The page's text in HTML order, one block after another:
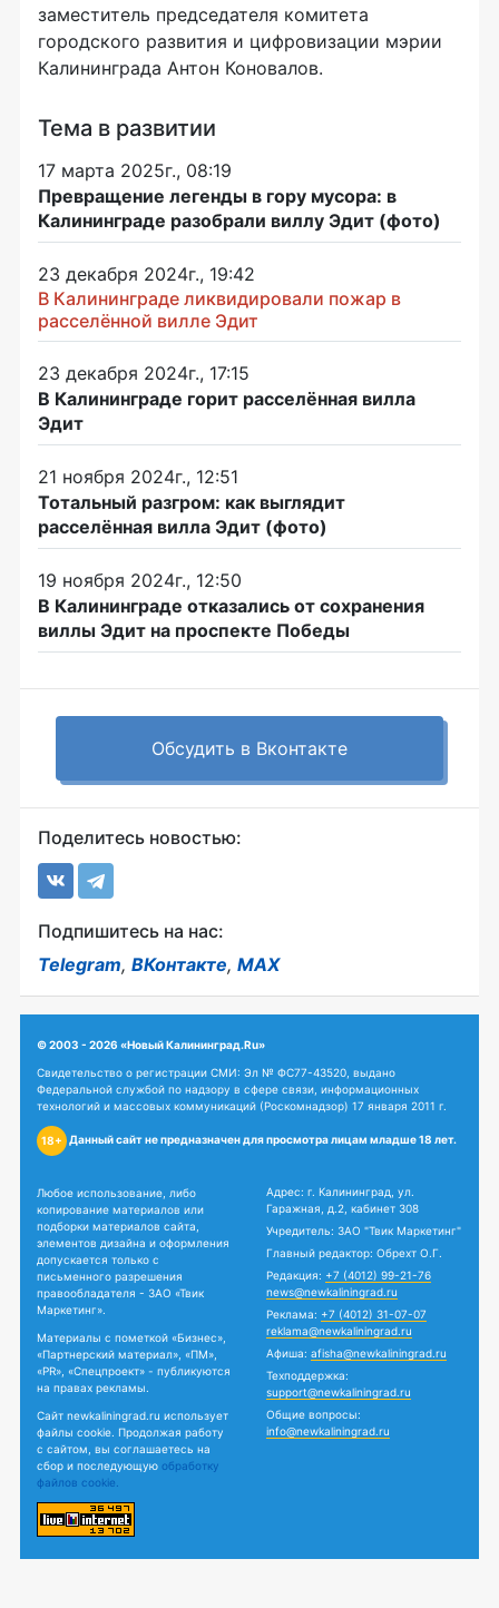
заместитель председателя комитета
городского развития и цифровизации мэрии
Калининграда Антон Коновалов.
Тема в развитии
17 марта 2025г., 08:19
Превращение легенды в гору мусора: в
Калининграде разобрали виллу Эдит (фото)
23 декабря 2024г., 19:42
В Калининграде ликвидировали пожар в
расселённой вилле Эдит
23 декабря 2024г., 17:15
В Калининграде горит расселённая вилла
Эдит
21 ноября 2024г., 12:51
Тотальный разгром: как выглядит
расселённая вилла Эдит (фото)
19 ноября 2024г., 12:50
В Калининграде отказались от сохранения
виллы Эдит на проспекте Победы
Обсудить в Вконтакте
Поделитесь новостью:
Подпишитесь на нас:
Telegram, ВКонтакте, MAX
© 2003 - 2026 «Новый Калининград.Ru»
Свидетельство о регистрации СМИ: Эл № ФС77-43520, выдано
Федеральной службой по надзору в сфере связи, информационных
технологий и массовых коммуникаций (Роскомнадзор) 17 января 2011 г.
18+ Данный сайт не предназначен для просмотра лицам младше 18 лет.
Любое использование, либо
копирование материалов или
подборки материалов сайта,
элементов дизайна и оформления
допускается только с
письменного разрешения
правообладателя - ЗАО «Твик
Маркетинг».
Материалы с пометкой «Бизнес»,
«Партнерский материал», «ПМ»,
«PR», «Спецпроект» - публикуются
на правах рекламы.
Сайт newkaliningrad.ru использует
файлы cookie. Продолжая работу
с сайтом, вы соглашаетесь на
сбор и последующую обработку
файлов cookie.
Адрес: г. Калининград, ул.
Гаражная, д.2, кабинет 308
Учредитель: ЗАО "Твик Маркетинг"
Главный редактор: Обрехт О.Г.
Редакция: +7 (4012) 99-21-76
news@newkaliningrad.ru
Реклама: +7 (4012) 31-07-07
reklama@newkaliningrad.ru
Афиша: afisha@newkaliningrad.ru
Техподдержка:
support@newkaliningrad.ru
Общие вопросы:
info@newkaliningrad.ru